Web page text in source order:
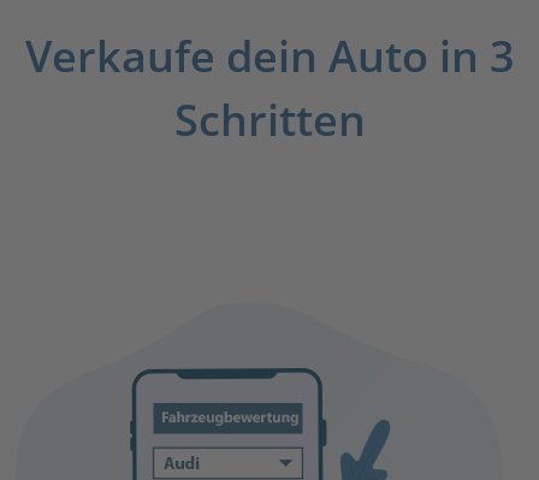
Verkaufe dein Auto in 3
Schritten